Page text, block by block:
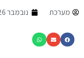
מערכת נובמבר 26, 2025